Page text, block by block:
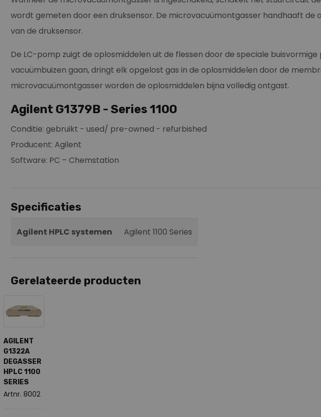
wordt gemeten door een druksensor. De microvacuümontgasser handhaaft
van de druksensor.
De LC-pomp zuigt de oplosmiddelen uit de flessen door de speciale
vacuümbuizen gaan, dringt elk opgelost gas in de oplosmiddelen door de
microvacuümontgasser worden de oplosmiddelen bijna volledig ontgast.
Agilent G1379B - Series 1100
Conditie: gebruikt - used/ pre-owned - refurbished
Producent: Agilent
Software: PC – Chemstation
Specificaties
Agilent HPLC systemen Agilent 1100 Series
Gerelateerde producten
AGILENT
G1322A
DEGASSER
HPLC 1100
SERIES
Artnr. 8002